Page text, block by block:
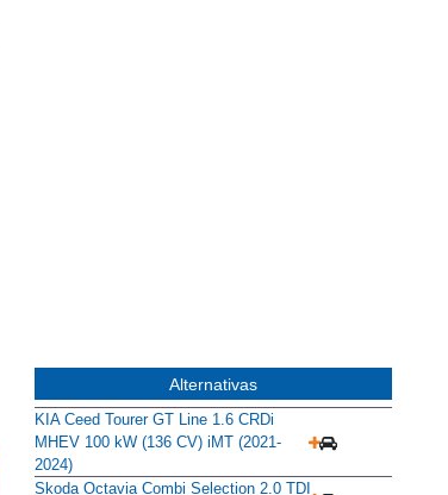
Alternativas
KIA Ceed Tourer GT Line 1.6 CRDi
MHEV 100 kW (136 CV) iMT (2021-
2024)